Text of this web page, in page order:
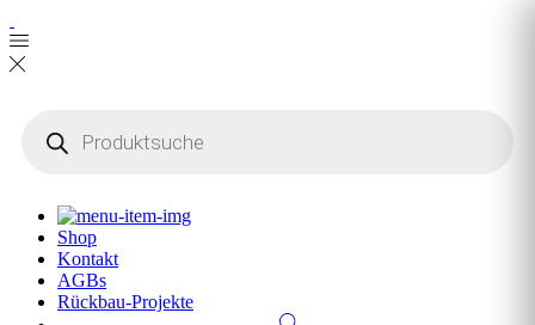
search
Shop
Kontakt
AGBs
Rückbau-Projekte